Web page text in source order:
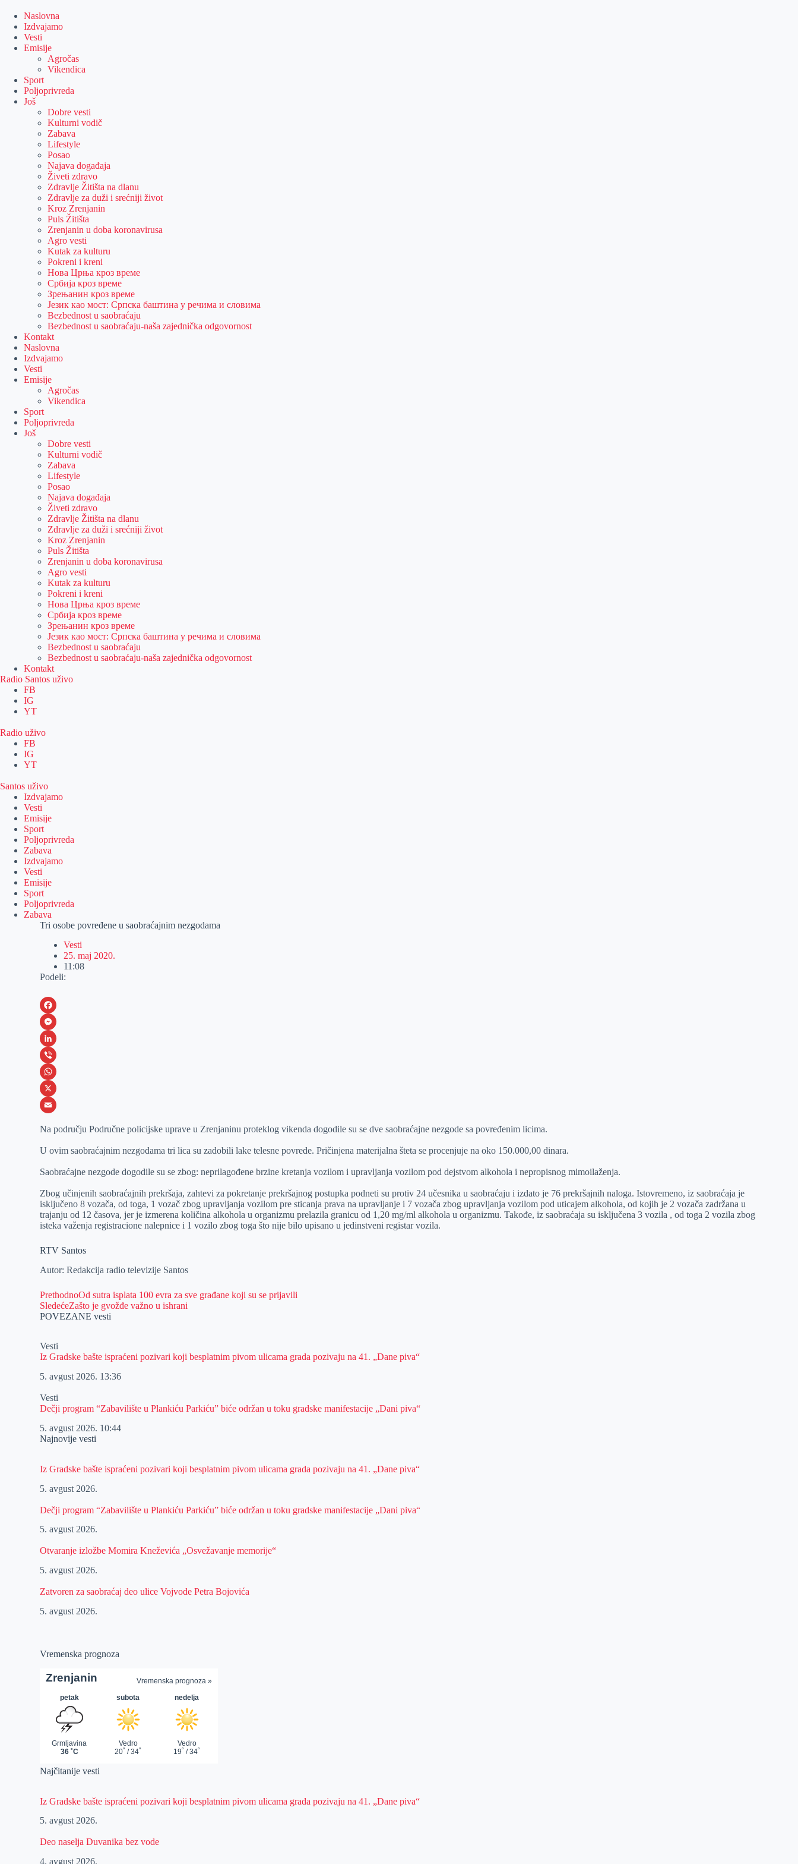
content
Naslovna
Izdvajamo
Vesti
Emisije
Agročas
Vikendica
Sport
Poljoprivreda
Još
Dobre vesti
Kulturni vodič
Zabava
Lifestyle
Posao
Najava događaja
Živeti zdravo
Zdravlje Žitišta na dlanu
Zdravlje za duži i srećniji život
Kroz Zrenjanin
Puls Žitišta
Zrenjanin u doba koronavirusa
Agro vesti
Kutak za kulturu
Pokreni i kreni
Нова Црња кроз време
Србија кроз време
Зрењанин кроз време
Језик као мост: Српска баштина у речима и словима
Bezbednost u saobraćaju
Bezbednost u saobraćaju-naša zajednička odgovornost
Kontakt
Naslovna
Izdvajamo
Vesti
Emisije
Agročas
Vikendica
Sport
Poljoprivreda
Još
Dobre vesti
Kulturni vodič
Zabava
Lifestyle
Posao
Najava događaja
Živeti zdravo
Zdravlje Žitišta na dlanu
Zdravlje za duži i srećniji život
Kroz Zrenjanin
Puls Žitišta
Zrenjanin u doba koronavirusa
Agro vesti
Kutak za kulturu
Pokreni i kreni
Нова Црња кроз време
Србија кроз време
Зрењанин кроз време
Језик као мост: Српска баштина у речима и словима
Bezbednost u saobraćaju
Bezbednost u saobraćaju-naša zajednička odgovornost
Kontakt
Radio Santos uživo
FB
IG
YT
Radio uživo
FB
IG
YT
Santos uživo
Izdvajamo
Vesti
Emisije
Sport
Poljoprivreda
Zabava
Izdvajamo
Vesti
Emisije
Sport
Poljoprivreda
Zabava
Tri osobe povređene u saobraćajnim nezgodama
Vesti
25. maj 2020.
11:08
Podeli:
F
a
c
e
b
o
M
e
s
s
e
e
r
L
i
n
k
I
n
V
i
b
W
h
s
A
p
p
X
a
i
l
Na području Područne policijske uprave u Zrenjaninu proteklog vikenda dogodile su se dve saobraćajne nezgode sa povređenim licima.
U ovim saobraćajnim nezgodama tri lica su zadobili lake telesne povrede. Pričinjena materijalna šteta se procenjuje na oko 150.000,00 dinara.
Saobraćajne nezgode dogodile su se zbog: neprilagođene brzine kretanja vozilom i upravljanja vozilom pod dejstvom alkohola i nepropisnog mimoilaženja.
Zbog učinjenih saobraćajnih prekršaja, zahtevi za pokretanje prekršajnog postupka podneti su protiv 24 učesnika u saobraćaju i izdato je 76 prekršajnih naloga. Istovremeno, iz saobraćaja je
isključeno 8 vozača, od toga, 1 vozač zbog upravljanja vozilom pre sticanja prava na upravljanje i 7 vozača zbog upravljanja vozilom pod uticajem alkohola, od kojih je 2 vozača zadržana u
trajanju od 12 časova, jer je izmerena količina alkohola u organizmu prelazila granicu od 1,20 mg/ml alkohola u organizmu. Takođe, iz saobraćaja su isključena 3 vozila , od toga 2 vozila zbog
isteka važenja registracione nalepnice i 1 vozilo zbog toga što nije bilo upisano u jedinstveni registar vozila.
RTV Santos
Autor: Redakcija radio televizije Santos
PrethodnoOd sutra isplata 100 evra za sve građane koji su se prijavili
SledećeZašto je gvožđe važno u ishrani
POVEZANE vesti
Vesti
Iz Gradske bašte ispraćeni pozivari koji besplatnim pivom ulicama grada pozivaju na 41. „Dane piva“
5. avgust 2026. 13:36
Vesti
Dečji program “Zabavilište u Plankiću Parkiću” biće održan u toku gradske manifestacije „Dani piva“
5. avgust 2026. 10:44
Najnovije vesti
Iz Gradske bašte ispraćeni pozivari koji besplatnim pivom ulicama grada pozivaju na 41. „Dane piva“
5. avgust 2026.
Dečji program “Zabavilište u Plankiću Parkiću” biće održan u toku gradske manifestacije „Dani piva“
5. avgust 2026.
Otvaranje izložbe Momira Kneževića „Osvežavanje memorije“
5. avgust 2026.
Zatvoren za saobraćaj deo ulice Vojvode Petra Bojovića
5. avgust 2026.
Vremenska prognoza
Najčitanije vesti
Iz Gradske bašte ispraćeni pozivari koji besplatnim pivom ulicama grada pozivaju na 41. „Dane piva“
5. avgust 2026.
Deo naselja Duvanika bez vode
4. avgust 2026.